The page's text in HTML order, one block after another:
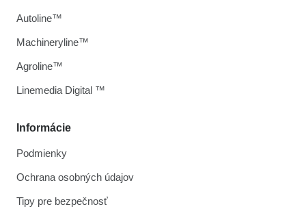
Informácie
Podmienky
Ochrana osobných údajov
Tipy pre bezpečnosť
Autoline™
Machineryline™
Agroline™
Linemedia Digital ™